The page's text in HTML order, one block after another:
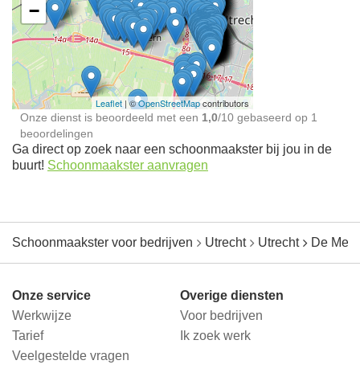
Ontdek meer ervaringen
Schoonmaakster bij
jou in de buurt
−
Leaflet | ©OpenStreetMapcontributors
Onze dienst is beoordeeld met een 1,0/10 gebaseerd op 1
beoordelingen
Ga direct op zoek naar een schoonmaakster bij jou in de
buurt! Schoonmaakster aanvragen
Schoonmaakster voor bedrijven Utrecht Utrecht De
Onze service
Werkwijze
Tarief
Veelgestelde vragen
Overige diensten
Voor bedrijven
Ik zoek werk